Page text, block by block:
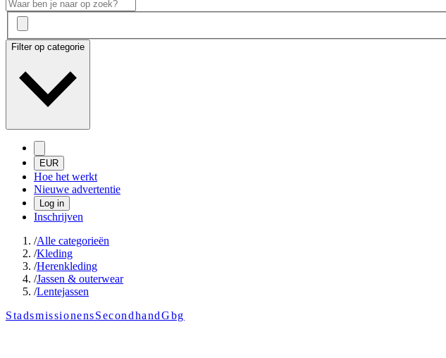
Filter op categorie
EUR
Hoe het werkt
Nieuwe advertentie
Log in
Inschrijven
/Alle categorieën
/Kleding
/Herenkleding
/Jassen & outerwear
/Lentejassen
StadsmissionensSecondhandGbg